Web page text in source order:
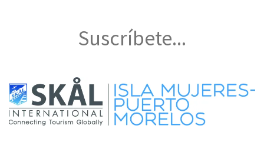
Suscríbete...